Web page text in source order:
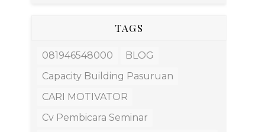
TAGS
081946548000
BLOG
Capacity Building Pasuruan
CARI MOTIVATOR
Cv Pembicara Seminar